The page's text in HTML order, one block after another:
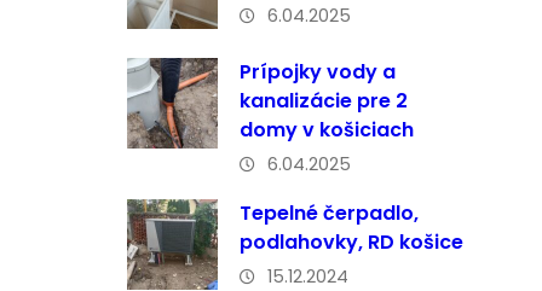
6.04.2025
Prípojky vody a
kanalizácie pre 2
domy v košiciach
6.04.2025
Tepelné čerpadlo,
podlahovky, RD košice
15.12.2024